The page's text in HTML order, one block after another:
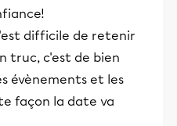
difficile de retenir
truc, c'est de bien
évènements et les
façon la date va